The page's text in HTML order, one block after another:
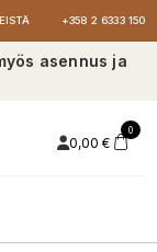
+358 2 6333 150
asennus ja
0,00 €
0